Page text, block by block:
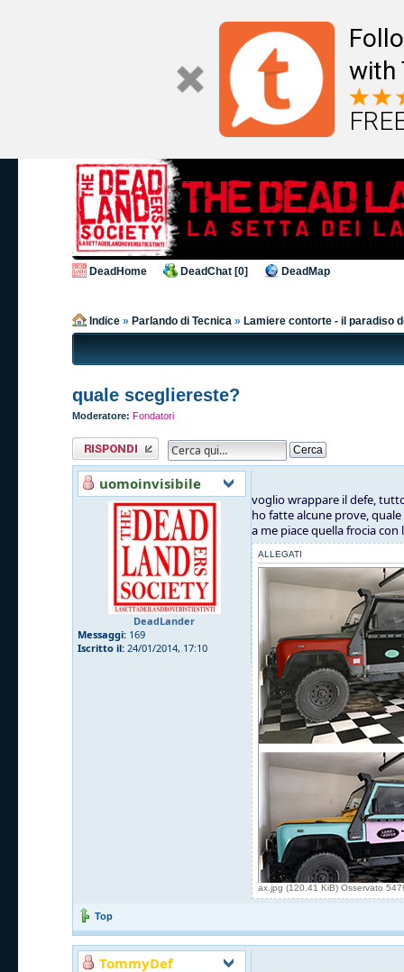
with
DeadHome DeadChat [0] DeadMap
Indice » Parlando di Tecnica » Lamiere contorte - il paradiso
quale scegliereste?
Moderatore: Fondatori
Rispondi al
messaggio
uomoinvisibile
DeadLander
Messaggi: 169
Iscritto il: 24/01/2014, 17:10
voglio wrappare il defe,
ho fatte alcune prove, quale
a me piace quella frocia
ALLEGATI
ax.jpg (120.41 KiB) Osservato
Top
TommyDef